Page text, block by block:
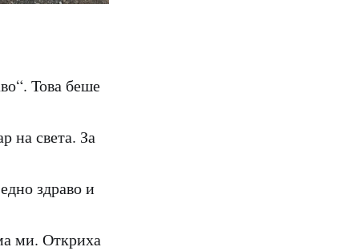
Това беше
на света. За
здраво и
ми. Откриха